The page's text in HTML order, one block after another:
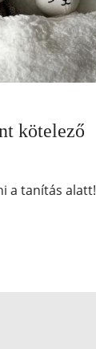
kötelező
a tanítás alatt!